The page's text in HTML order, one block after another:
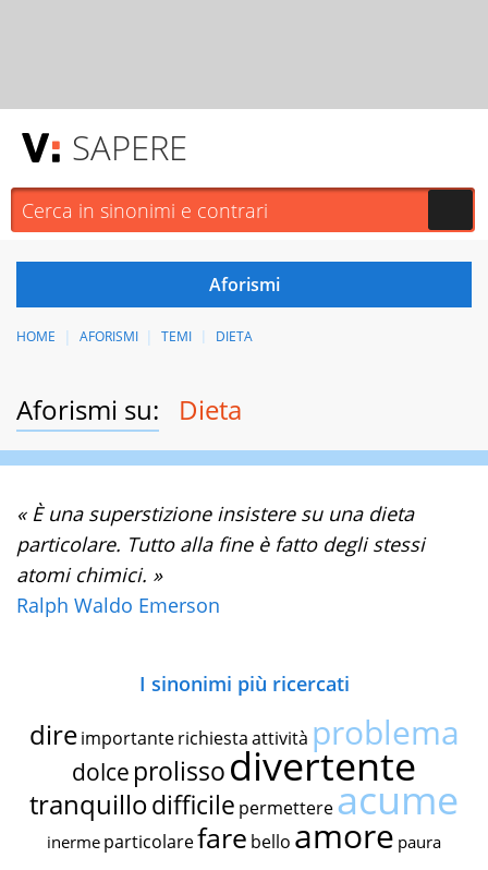
SAPERE
HOME AFORISMI TEMI DIETA
Aforismi su: Dieta
« È una superstizione insistere su una dieta
particolare. Tutto alla fine è fatto degli stessi
atomi chimici. »
Ralph Waldo Emerson
I sinonimi più ricercati
dire importante richiestaattività problema
dolce prolissodivertente
tranquillodifficile permettereacume
inerme particolarefare bello amore paura